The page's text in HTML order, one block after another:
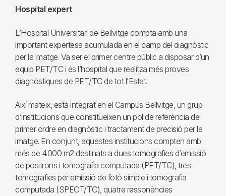
Hospital expert
L’Hospital Universitari de Bellvitge compta amb una
important expertesa acumulada en el camp del diagnòstic
per la imatge. Va ser el primer centre públic a disposar d’un
equip PET/TC i és l’hospital que realitza més proves
diagnòstiques de PET/TC de tot l’Estat.
Així mateix, està integrat en el Campus Bellvitge, un grup
d’institucions que constitueixen un pol de referència de
primer ordre en diagnòstic i tractament de precisió per la
imatge. En conjunt, aquestes institucions compten amb
més de 4.000 m2 destinats a dues tomografies d’emissió
de positrons i tomografia computada (PET/TC), tres
tomografies per emissió de fotó simple i tomografia
computada (SPECT/TC), quatre ressonàncies